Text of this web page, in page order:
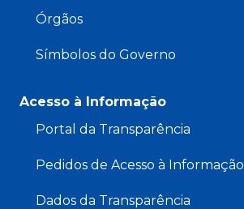
Órgãos
Símbolos do Governo
Acesso à Informação
Portal da Transparência
Pedidos de Acesso à Informação
Dados da Transparência